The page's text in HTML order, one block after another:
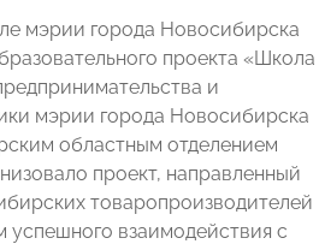
мэрии города Новосибирска
проекта «Школа
и
мэрии города Новосибирска
областным отделением
проект, направленный
товаропроизводителей
успешного взаимодействия с